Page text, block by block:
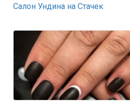
Салон Ундина на Стачек